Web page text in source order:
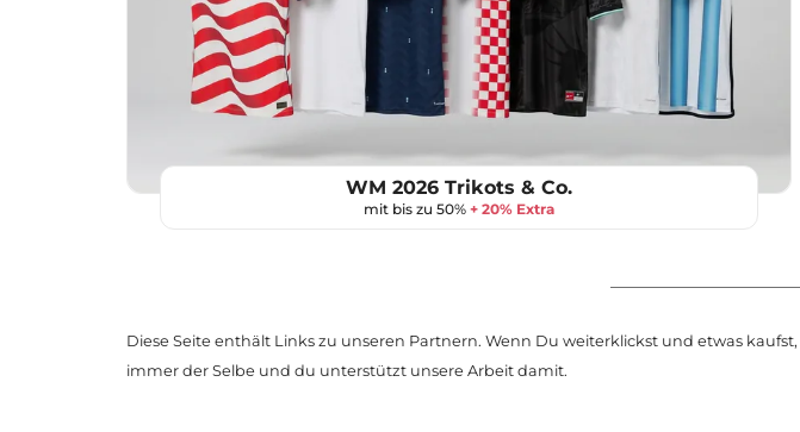
WM 2026 Trikots & Co.
mit bis zu 50% + 20% Extra
Diese Seite enthält Links zu unseren Partnern. Wenn Du weiterklickst und etwas
immer der Selbe und du unterstützt unsere Arbeit damit.